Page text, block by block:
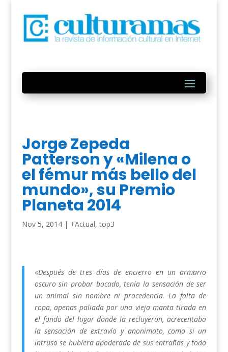
Jorge Zepeda
Patterson y «Milena o
el fémur más bello del
mundo», su Premio
Planeta 2014
Nov 5, 2014| +Actual,top3
«Después de tres días de encierro en un armario
oscuro sin probar bocado, tenía la sensación de ser
un animal sin nombre ni procedencia. La falta de
ropa, apenas paliada por una vieja manta tirada en
el fondo del lugar donde la recluyeron, acrecentaba
la sensación de extravío y anonimato, como si un
intruso se hubiera apoderado de sus entrañas y todo